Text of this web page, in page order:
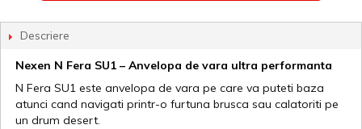
Descriere
Nexen N Fera SU1 – Anvelopa de vara ultra performanta
N Fera SU1 este anvelopa de vara pe care va puteti baza
atunci cand navigati printr-o furtuna brusca sau calatoriti pe
un drum desert.